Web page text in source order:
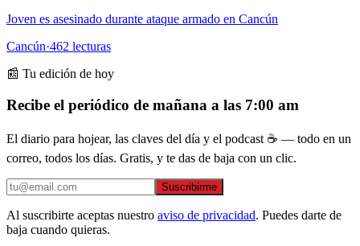
Joven es asesinado durante ataque armado en Cancún
Cancún·462 lecturas
📰 Tu edición de hoy
Recibe el periódico de mañana a las 7:00 am
El diario para hojear, las claves del día y el podcast ☕ — todo en un
correo, todos los días. Gratis, y te das de baja con un clic.
Suscribirme
Al suscribirte aceptas nuestro aviso de privacidad. Puedes darte de
baja cuando quieras.